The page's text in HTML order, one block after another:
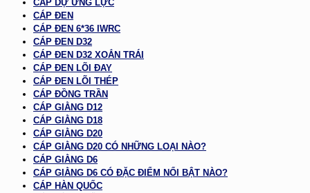
CÁP DỰ ỨNG LỰC
CÁP ĐEN
CÁP ĐEN 6*36 IWRC
CÁP ĐEN D32
CÁP ĐEN D32 XOẮN TRÁI
CÁP ĐEN LÕI ĐAY
CÁP ĐEN LÕI THÉP
CÁP ĐỒNG TRẦN
CÁP GIẰNG D12
CÁP GIẰNG D18
CÁP GIẰNG D20
CÁP GIẰNG D20 CÓ NHỮNG LOẠI NÀO?
CÁP GIẰNG D6
CÁP GIẰNG D6 CÓ ĐẶC ĐIỂM NỔI BẬT NÀO?
CÁP HÀN QUỐC